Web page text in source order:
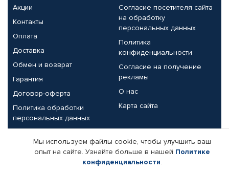
Акции
Контакты
Оплата
Доставка
Обмен и возврат
Гарантия
Договор-оферта
Политика обработки
персональных данных
Согласие посетителя сайта
на обработку
персональных данных
Политика
конфиденциальности
Согласие на получение
рекламы
О нас
Карта сайта
Партнерам
Корпоративным клиентам
Реквизиты компании
Мы используем файлы cookie, чтобы улучшить ваш
опыт на сайте. Узнайте больше в нашей Политике
конфиденциальности.